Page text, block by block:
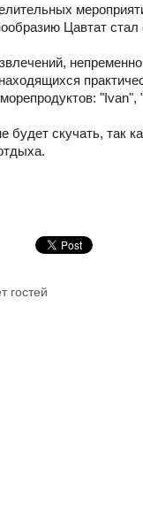
Цавтат
"Ivan",
будет скучать, так
гостей